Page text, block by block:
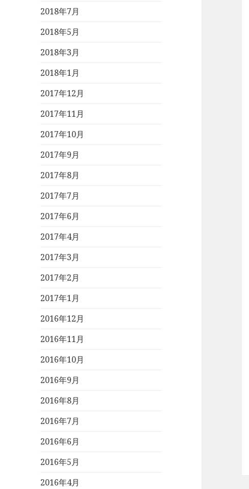
2018年7月
2018年5月
2018年3月
2018年1月
2017年12月
2017年11月
2017年10月
2017年9月
2017年8月
2017年7月
2017年6月
2017年4月
2017年3月
2017年2月
2017年1月
2016年12月
2016年11月
2016年10月
2016年9月
2016年8月
2016年7月
2016年6月
2016年5月
2016年4月